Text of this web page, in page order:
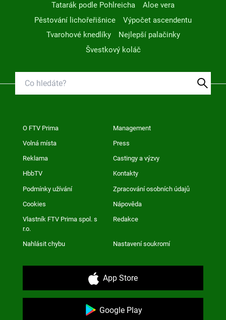
Tatarák podle Pohlreicha
Aloe vera
Pěstování lichořeřišnice
Výpočet ascendentu
Tvarohové knedlíky
Nejlepší palačinky
Švestkový koláč
O FTV Prima Management
Volná místa Press
Reklama Castingy a výzvy
HbbTV Kontakty
Podmínky užívání Zpracování osobních údajů
Cookies Nápověda
Vlastník FTV Prima spol. s
r.o.
Redakce
Nahlásit chybu Nastavení soukromí
App Store
Google Play